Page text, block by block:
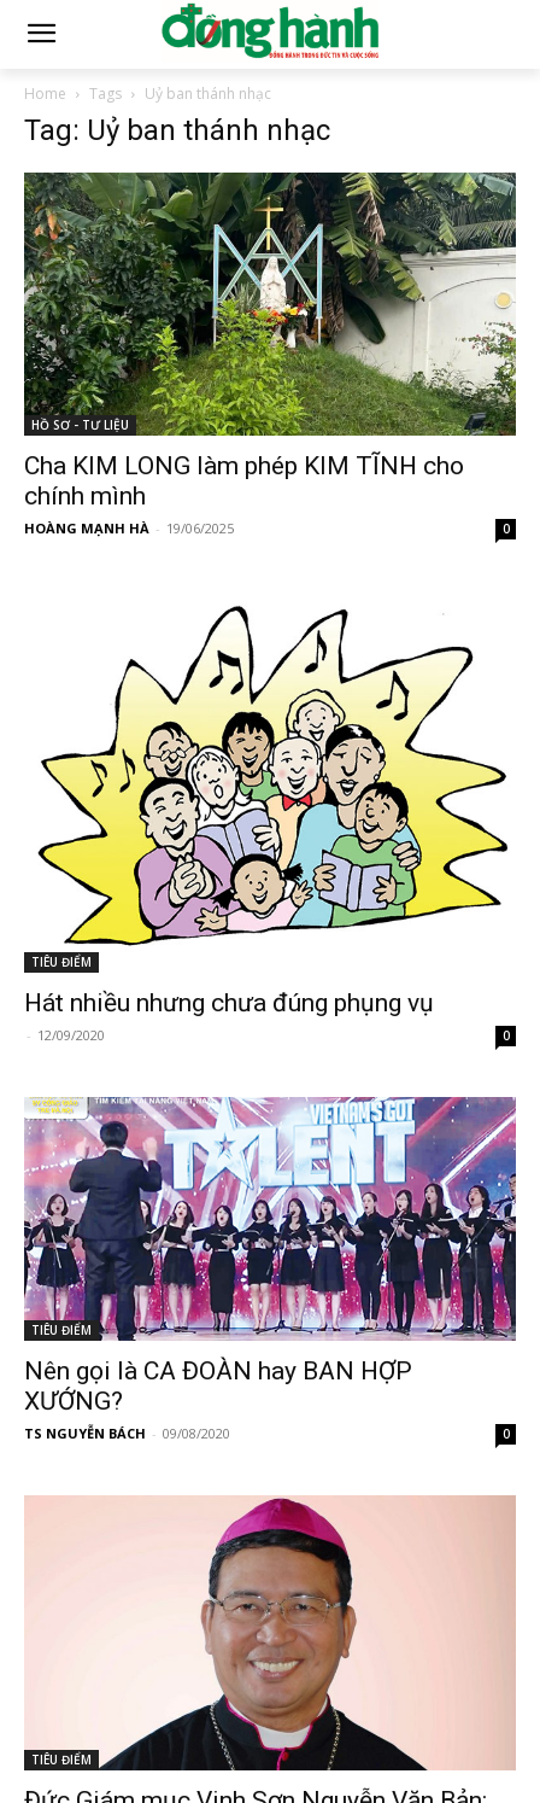
Home Tags Uỷ ban thánh nhạc
Tag: Uỷ ban thánh nhạc
HỒ SƠ - TƯ LIỆU
Cha KIM LONG làm phép KIM TĨNH cho
chính mình
HOÀNG MẠNH HÀ - 19/06/2025 0
TIÊU ĐIỂM
Hát nhiều nhưng chưa đúng phụng vụ
- 12/09/2020 0
TIÊU ĐIỂM
Nên gọi là CA ĐOÀN hay BAN HỢP
XƯỚNG?
TS NGUYỄN BÁCH - 09/08/2020 0
TIÊU ĐIỂM